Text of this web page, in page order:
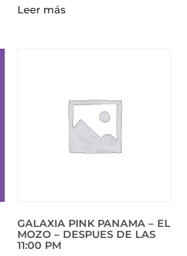
Leer más
GALAXIA PINK PANAMA – EL
MOZO – DESPUES DE LAS
11:00 PM